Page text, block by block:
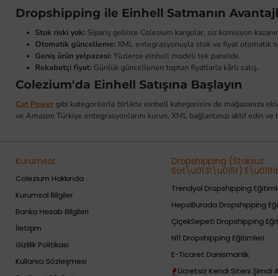
Dropshipping ile Einhell Satmanın
Stok riski yok: Sipariş gelince Colezium kargolar, siz komisyon
Otomatik güncelleme: XML entegrasyonuyla stok ve fiyat otomatik
Geniş ürün yelpazesi: Yüzlerce einhell modeli tek panelde.
Rekabetçi fiyat: Günlük güncellenen toptan fiyatlarla kârlı satış.
Colezium'da Einhell Satışına Başlayın
Cat Power gibi kategorilerle birlikte einhell kategorisini de mağazanıza
ve Amazon Türkiye entegrasyonlarını kurun, XML bağlantınızı aktif edin ve
Kurumsal
Colezium Hakkında
Kurumsal Bilgiler
Banka Hesab Bilgileri
İletişim
Gizlilik Politikası
Kullanıcı Sözleşmesi
Dropshipping (Stoksuz
Sat\u0131\u015f)
Trendyol Dropshipping
HepsiBurada Dropshipping
ÇiçekSepeti Dropshipping
N11 Dropshipping Eğitimleri
E-Ticaret Danismanlik
Ücretsiz Kendi Siteni Şimdi